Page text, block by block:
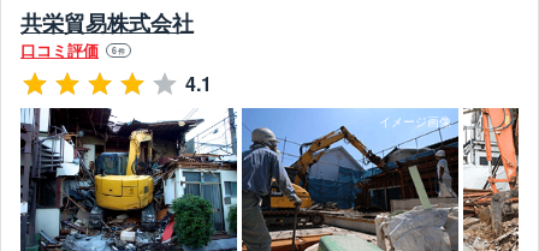
共栄貿易株式会社
口コミ評価 6件
4.1